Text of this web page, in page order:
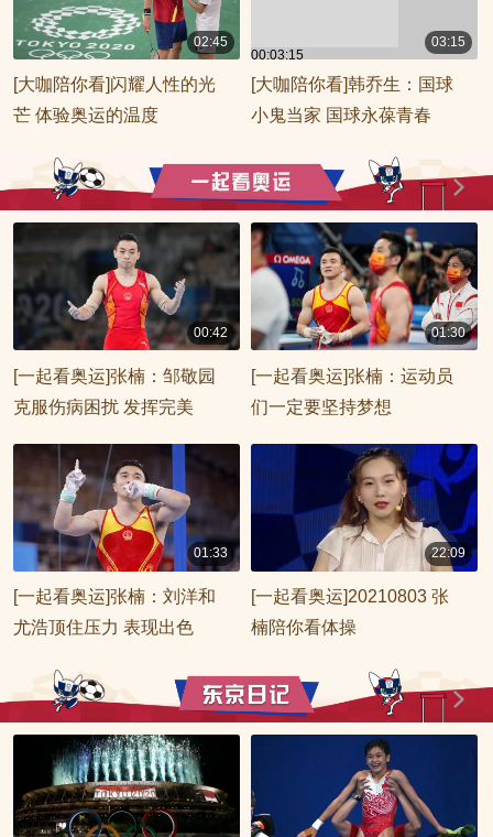
02:45
[大咖陪你看]闪耀人性的光
芒 体验奥运的温度
00:03:15
03:15
[大咖陪你看]韩乔生：国球
小鬼当家 国球永葆青春
00:42
[一起看奥运]张楠：邹敬园
克服伤病困扰 发挥完美
01:30
[一起看奥运]张楠：运动员
们一定要坚持梦想
01:33
[一起看奥运]张楠：刘洋和
尤浩顶住压力 表现出色
22:09
[一起看奥运]20210803 张
楠陪你看体操